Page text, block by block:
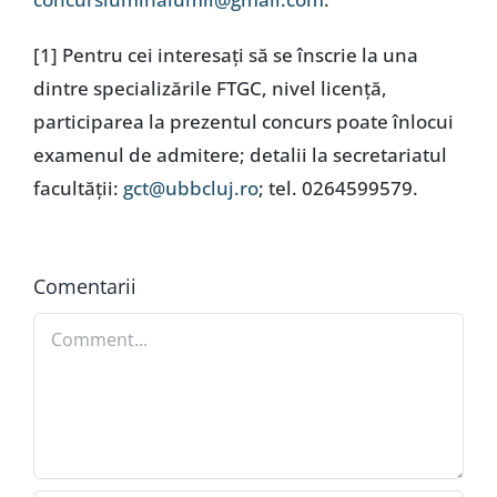
[1] Pentru cei interesați să se înscrie la una
dintre specializările FTGC, nivel licență,
participarea la prezentul concurs poate înlocui
examenul de admitere; detalii la secretariatul
facultății: gct@ubbcluj.ro; tel. 0264599579.
Comentarii
Comment